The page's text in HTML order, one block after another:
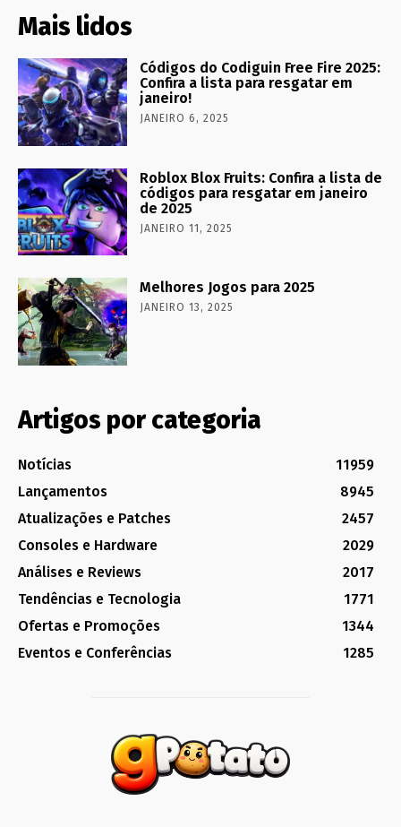
Mais lidos
Códigos do Codiguin Free Fire 2025:
Confira a lista para resgatar em
janeiro!
JANEIRO 6, 2025
Roblox Blox Fruits: Confira a lista de
códigos para resgatar em janeiro
de 2025
JANEIRO 11, 2025
Melhores Jogos para 2025
JANEIRO 13, 2025
Artigos por categoria
Notícias
11959
Lançamentos
8945
Atualizações e Patches
2457
Consoles e Hardware
2029
Análises e Reviews
2017
Tendências e Tecnologia
1771
Ofertas e Promoções
1344
Eventos e Conferências
1285